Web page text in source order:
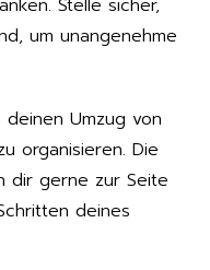
um unangenehme
Umzug von
organisieren. Die
dir gerne zur Seite
deines